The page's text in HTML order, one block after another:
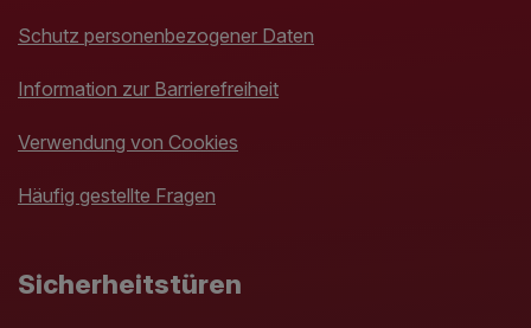
Schutz personenbezogener Daten
Information zur Barrierefreiheit
Verwendung von Cookies
Häufig gestellte Fragen
Sicherheitstüren